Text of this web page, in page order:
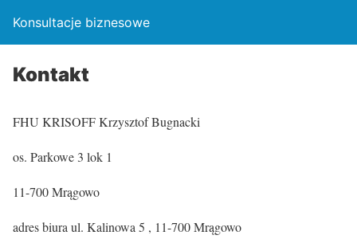
Konsultacje biznesowe
Kontakt
FHU KRISOFF Krzysztof Bugnacki
os. Parkowe 3 lok 1
11-700 Mrągowo
adres biura ul. Kalinowa 5 , 11-700 Mrągowo